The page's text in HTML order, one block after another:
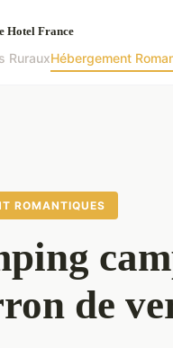
RurauxHébergement
ROMANTIQUES
de